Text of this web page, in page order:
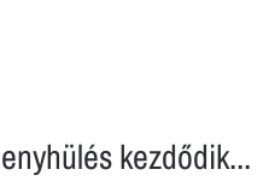
kezdődik...